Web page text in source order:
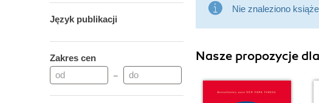
Język publikacji
Zakres cen
–
Nie znaleziono
Nasze propozycje